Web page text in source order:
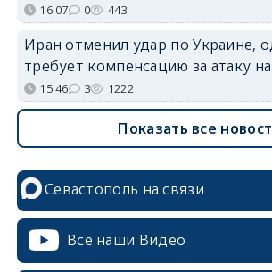
16:07 0 443
Иран отменил удар по Украине,
требует компенсацию за атаку
15:46 3 1222
Показать все
Севастополь на связи
Все наши Видео